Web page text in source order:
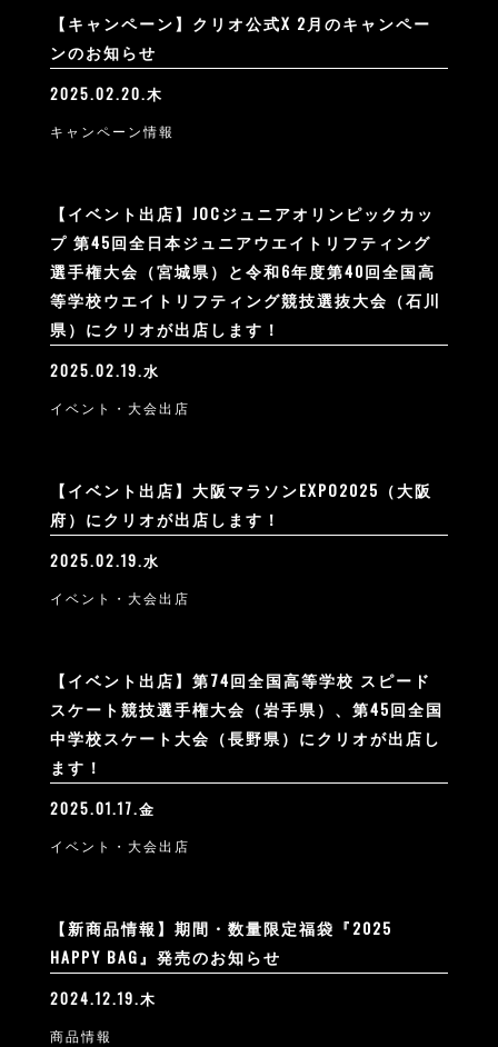
【キャンペーン】クリオ公式X 2月のキャンペー
ンのお知らせ
2025.02.20.木
キャンペーン情報
【イベント出店】JOCジュニアオリンピックカッ
プ 第45回全日本ジュニアウエイトリフティング
選手権大会（宮城県）と令和6年度第40回全国高
等学校ウエイトリフティング競技選抜大会（石川
県）にクリオが出店します！
2025.02.19.水
イベント・大会出店
【イベント出店】大阪マラソンEXPO2025（大阪
府）にクリオが出店します！
2025.02.19.水
イベント・大会出店
【イベント出店】第74回全国高等学校 スピード
スケート競技選手権大会（岩手県）、第45回全国
中学校スケート大会（長野県）にクリオが出店し
ます！
2025.01.17.金
イベント・大会出店
【新商品情報】期間・数量限定福袋『2025
HAPPY BAG』発売のお知らせ
2024.12.19.木
商品情報